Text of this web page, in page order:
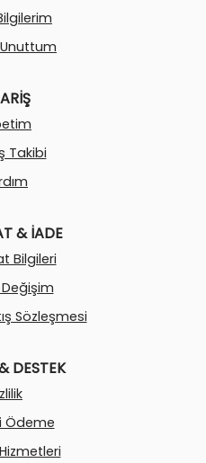
Takibi
& İADE
Bilgileri
Sözleşmesi
DESTEK
Ödeme